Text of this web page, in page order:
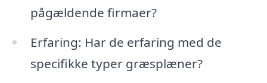
pågældende firmaer?
Erfaring: Har de erfaring med de
specifikke typer græsplæner?